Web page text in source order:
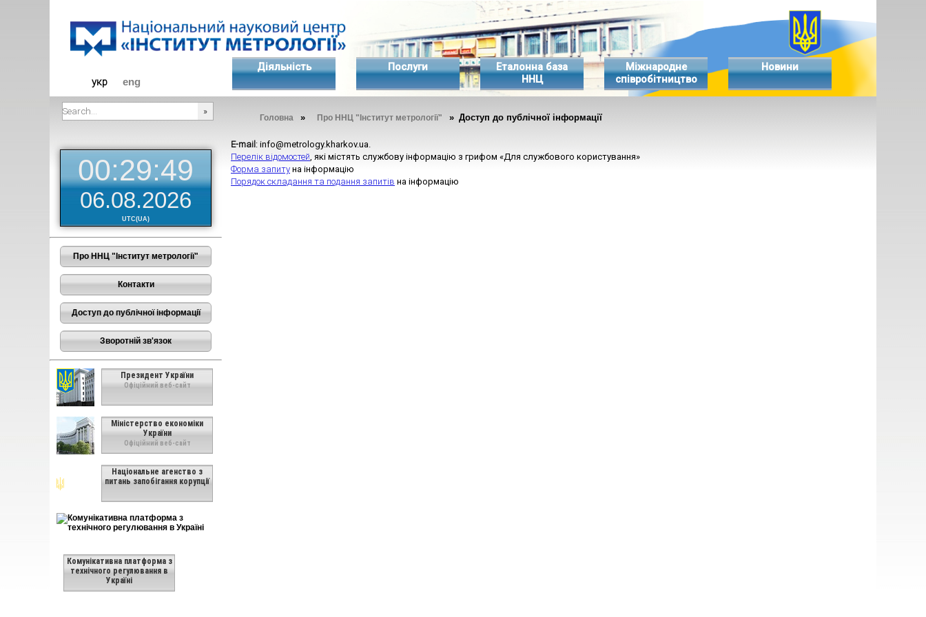
укр eng
Діяльність Послуги
Еталонна база
ННЦ
Міжнародне
співробітництво
Новини
Головна » Про ННЦ "Інститут метрології" » Доступ до публічної інформації
00:29:49
06.08.2026
UTC(UA)
Про ННЦ "Інститут метрології"
Контакти
Доступ до публічної інформації
Зворотній зв'язок
Президент України
Офіційний веб-сайт
Міністерство економіки
України
Офіційний веб-сайт
Національне агенство з
питань запобігання корупції
Комунікативна платформа з
технічного регулювання в
Україні
E-mail : info@metrology.kharkov.ua.
Перелік відомостей, які містять службову інформацію з грифом «Для службового користування»
Форма запиту на інформацію
Порядок складання та подання запитів на інформацію